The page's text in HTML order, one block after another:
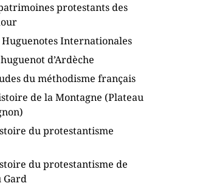
protestants des
Internationales
d’Ardèche
du méthodisme français
de la Montagne (Plateau
du protestantisme
du protestantisme de
Gard